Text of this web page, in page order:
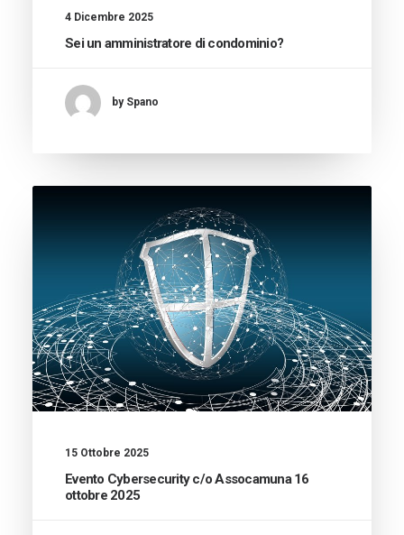
4 Dicembre 2025
Sei un amministratore di condominio?
by Spano
15 Ottobre 2025
Evento Cybersecurity c/o Assocamuna 16
ottobre 2025